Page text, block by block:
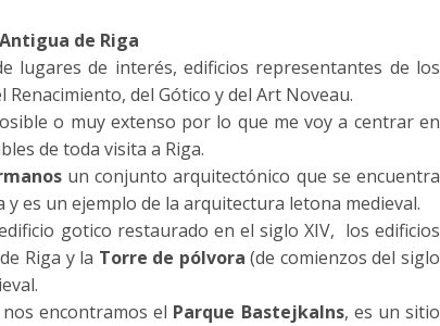
de Riga
lugares de interés, edificios representantes de los
del Gótico y del Art Noveau.
o muy extenso por lo que me voy a centrar en
de toda visita a Riga.
un conjunto arquitectónico que se encuentra
y es un ejemplo de la arquitectura letona medieval.
gotico restaurado en el siglo XIV, los edificios
Riga y la Torre de pólvora(de comienzos del siglo
encontramos el Parque Bastejkalns, es un sitio